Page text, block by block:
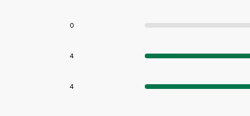
0
4
4